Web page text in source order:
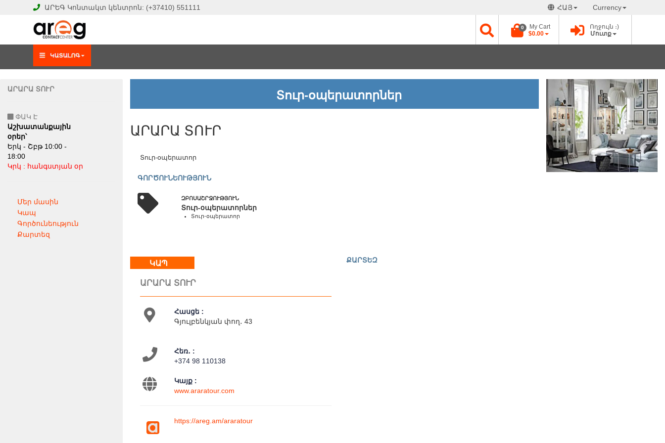
ԱՐԵԳ Կոնտակտ կենտրոն: (+37410) 551111 ՀԱՅ Currency
My Cart
0
$0.00
Ողջույն ։)
Մուտք
ԱՐԱՐԱ ՏՈՒՐ
ՓԱԿ Է
Աշխատանքային
օրեր՝
Երկ - Շբթ 10:00 -
18:00
Կրկ : հանգստյան օր
Մեր մասին
Կապ
Գործունեություն
Քարտեզ
Տուր-օպերատորներ
ԱՐԱՐԱ ՏՈՒՐ
Տուր-օպերատոր
ԳՈՐԾՈՒՆԵՈՒԹՅՈՒՆ
ԶԲՈՍԱՇՐՋՈՒԹՅՈՒՆ
Տուր-օպերատորներ
Տուր-օպերատոր
ԿԱՊ
ԱՐԱՐԱ ՏՈՒՐ
Հասցե :
Գյուլբենկյան փող․ 43
Հեռ․ :
+374 98 110138
Կայք :
www.araratour.com
https://areg.am/araratour
ՔԱՐՏԵԶ